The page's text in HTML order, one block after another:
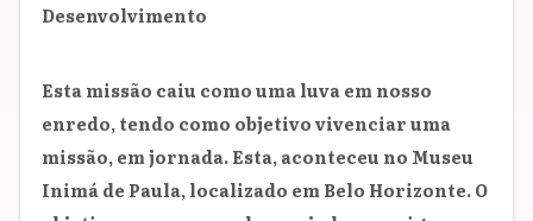
Desenvolvimento
Esta missão caiu como uma luva em nosso
enredo, tendo como objetivo vivenciar uma
missão, em jornada. Esta, aconteceu no Museu
Inimá de Paula, localizado em Belo Horizonte. O